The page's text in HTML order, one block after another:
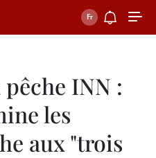
INN :
les
aux "trois